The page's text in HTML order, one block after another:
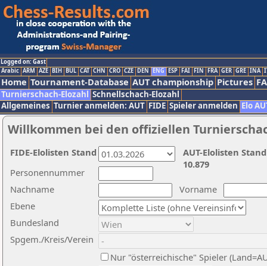
Logged on: Gast
Arabic ARM AZE BIH BUL CAT CHN CRO CZE DEN ENG ESP FAI FIN FRA GER GRE INA
Home Tournament-Database AUT championship Pictures
Turnierschach-Elozahl Schnellschach-Elozahl
Allgemeines Turnier anmelden: AUT FIDE Spieler anmelden Elo
Willkommen bei den offiziellen
Nachname
Vorname
Ebene
Personennummer
Bundesland
Spgem./Kreis/Verein
Nur "österreichische" Spieler
AUT-Elolisten
10.879
FIDE-Elolisten Stand